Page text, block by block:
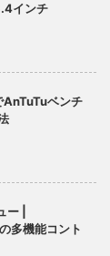
インチ
ベンチ
|
多機能コント